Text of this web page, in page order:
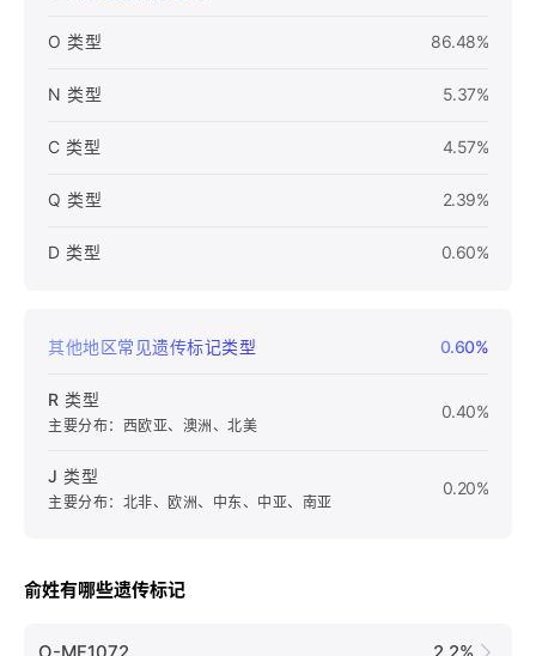
其他地区常见遗传标记类型 0.60%
R 类型
主要分布：西欧亚、澳洲、北美
0.40%
J 类型
主要分布：北非、欧洲、中东、中亚、南亚
0.20%
O 类型 86.48%
N 类型 5.37%
C 类型 4.57%
Q 类型 2.39%
D 类型 0.60%
俞姓有哪些遗传标记